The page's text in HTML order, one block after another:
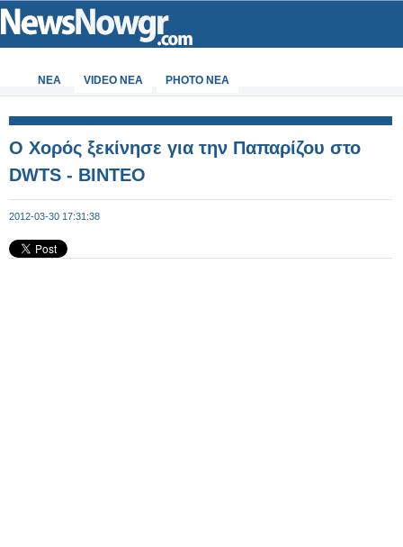
ΝΕΑ VIDEO NEA PHOTO NEA
Ο Χορός ξεκίνησε για την Παπαρίζου στο
DWTS - ΒΙΝΤΕΟ
2012-03-30 17:31:38